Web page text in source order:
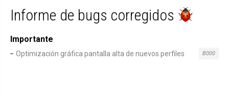
Informe de bugs corregidos
Importante
Optimización gráfica pantalla alta de nuevos perfiles B000